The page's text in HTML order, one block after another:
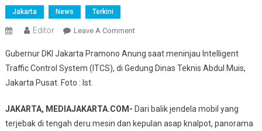
Jakarta News Terkini
Editor Leave A CommentOn
AI
Hingga
Bus,
Wajah
Gubernur DKI Jakarta Pramono Anung saat meninjau Intelligent
Traffic Control System (ITCS), di Gedung Dinas Teknis Abdul Muis,
Jakarta Pusat. Foto : Ist.
JAKARTA, MEDIAJAKARTA.COM- Dari balik jendela mobil yang
terjebak di tengah deru mesin dan kepulan asap knalpot, panorama